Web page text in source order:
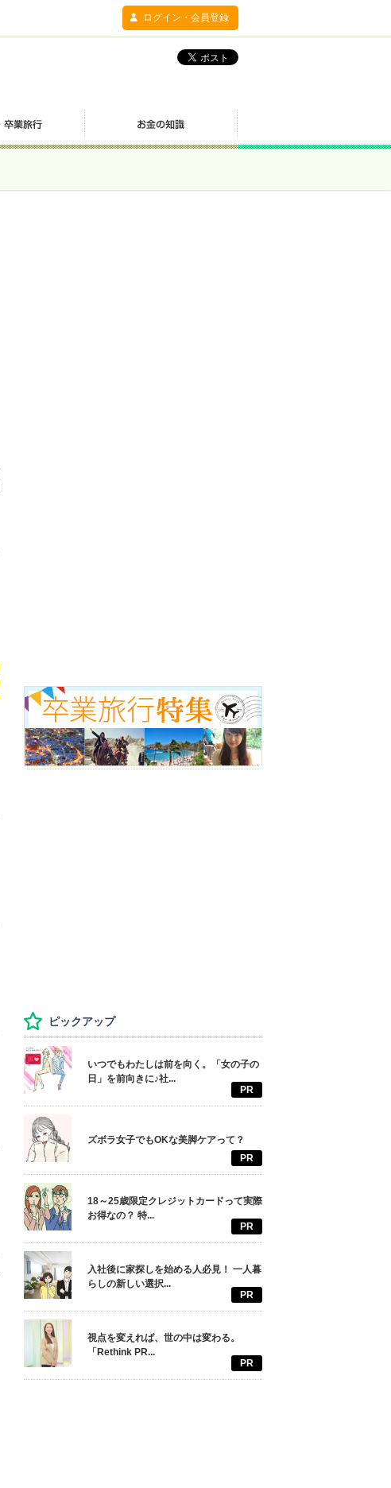
ログイン・会員登録
ピックアップ
いつでもわたしは前を向く。「女の子の
日」を前向きに♪社...
PR
ズボラ女子でもOKな美脚ケアって？
PR
18～25歳限定クレジットカードって実際
お得なの？ 特...
PR
入社後に家探しを始める人必見！ 一人暮
らしの新しい選択...
PR
視点を変えれば、世の中は変わる。
「Rethink PR...
PR